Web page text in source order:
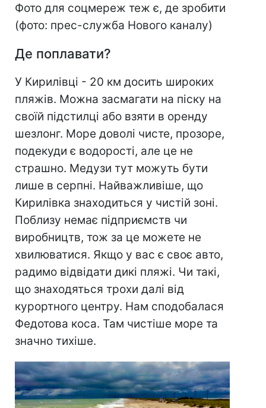
Фото для соцмереж теж є, де зробити
(фото: прес-служба Нового каналу)
Де поплавати?
У Кирилівці - 20 км досить широких
пляжів. Можна засмагати на піску на
своїй підстилці або взяти в оренду
шезлонг. Море доволі чисте, прозоре,
подекуди є водорості, але це не
страшно. Медузи тут можуть бути
лише в серпні. Найважливіше, що
Кирилівка знаходиться у чистій зоні.
Поблизу немає підприємств чи
виробництв, тож за це можете не
хвилюватися. Якщо у вас є своє авто,
радимо відвідати дикі пляжі. Чи такі,
що знаходяться трохи далі від
курортного центру. Нам сподобалася
Федотова коса. Там чистіше море та
значно тихіше.